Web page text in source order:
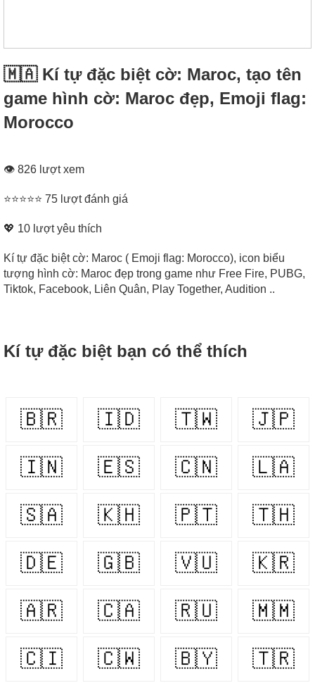
🇲🇦 Kí tự đặc biệt cờ: Maroc, tạo tên
game hình cờ: Maroc đẹp, Emoji flag:
Morocco
👁 826 lượt xem
⭐⭐⭐⭐⭐ 75 lượt đánh giá
💖 10 lượt yêu thích
Kí tự đặc biệt cờ: Maroc ( Emoji flag: Morocco), icon biểu
tượng hình cờ: Maroc đẹp trong game như Free Fire, PUBG,
Tiktok, Facebook, Liên Quân, Play Together, Audition ..
Kí tự đặc biệt bạn có thể thích
🇧🇷 🇮🇩 🇹🇼 🇯🇵
🇮🇳 🇪🇸 🇨🇳 🇱🇦
🇸🇦 🇰🇭 🇵🇹 🇹🇭
🇩🇪 🇬🇧 🇻🇺 🇰🇷
🇦🇷 🇨🇦 🇷🇺 🇲🇲
🇨🇮 🇨🇼 🇧🇾 🇹🇷